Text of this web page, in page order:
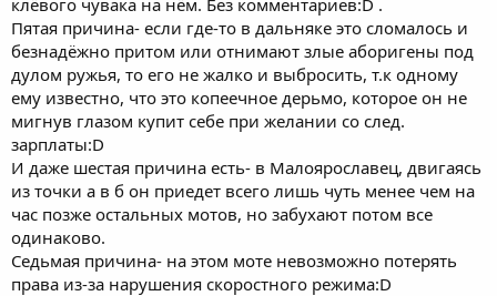
клёвого чувака на нём. Без комментариев:D .
Пятая причина- если где-то в дальняке это сломалось и
безнадёжно притом или отнимают злые аборигены под
дулом ружья, то его не жалко и выбросить, т.к одному
ему известно, что это копеечное дерьмо, которое он не
мигнув глазом купит себе при желании со след.
зарплаты:D
И даже шестая причина есть- в Малоярославец, двигаясь
из точки а в б он приедет всего лишь чуть менее чем на
час позже остальных мотов, но забухают потом все
одинаково.
Седьмая причина- на этом моте невозможно потерять
права из-за нарушения скоростного режима:D